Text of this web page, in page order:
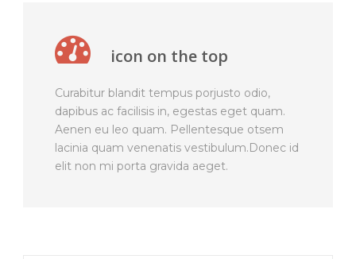
icon on the top
Curabitur blandit tempus porjusto odio,
dapibus ac facilisis in, egestas eget quam.
Aenen eu leo quam. Pellentesque otsem
lacinia quam venenatis vestibulum.Donec id
elit non mi porta gravida aeget.